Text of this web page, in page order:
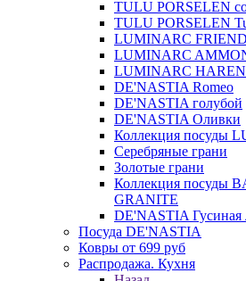
TULU PORSELEN
TULU PORSELEN
LUMINARC
LUMINARC
LUMINARC
DE'NASTIA Romeo
DE'NASTIA голубой
DE'NASTIA Оливки
Коллекция посуды
Серебряные грани
Золотые грани
Коллекция посуды
GRANITE
DE'NASTIA Гусиная
Посуда DE'NASTIA
Ковры от 699 руб
Распродажа. Кухня